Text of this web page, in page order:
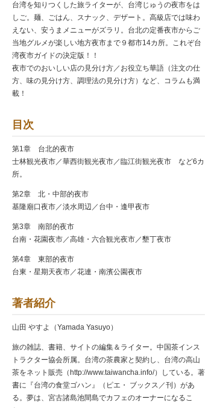
台湾を知りつくした旅ライターが、台湾じゅうの夜市をは
しご。麺、ごはん、スナック、デザート。高級店では味わ
えない、安うまメニューがズラリ。台北の定番夜市からご
当地グルメが楽しい地方夜市まで９都市14カ所。これぞ台
湾夜市ガイドの決定版！！
夜市でのおいしい店の見分け方／お役立ち華語（注文の仕
方、味の見分け方、調理法の見分け方）など、コラムも満
載！
目次
第1章 台北的夜市
士林観光夜市／華西街観光夜市／臨江街観光夜市 など6カ
所。
第2章 北・中部的夜市
基隆廟口夜市／淡水周辺／台中・逢甲夜市
第3章 南部的夜市
台南・花園夜市／高雄・六合観光夜市／墾丁夜市
第4章 東部的夜市
台東・星期天夜市／花連・南濱公園夜市
著者紹介
山田 やすよ（Yamada Yasuyo）
旅の雑誌、書籍、サイトの編集＆ライター。中国茶インス
トラクター協会所属。台湾の茶農家と契約し、台湾の高山
茶をネット販売（http://www.taiwancha.info/）している。著
書に『台湾の食堂ゴハン』（ピエ・ ブックス／刊）があ
る。夢は、宮古諸島池間島でカフェのオーナーになるこ